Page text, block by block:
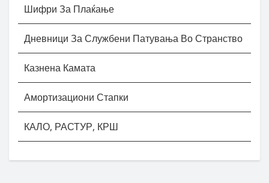
Шифри За Плаќање
Дневници За Службени Патувања Во Странство
Казнена Камата
Амортизациони Стапки
КАЛО, РАСТУР, КРШ